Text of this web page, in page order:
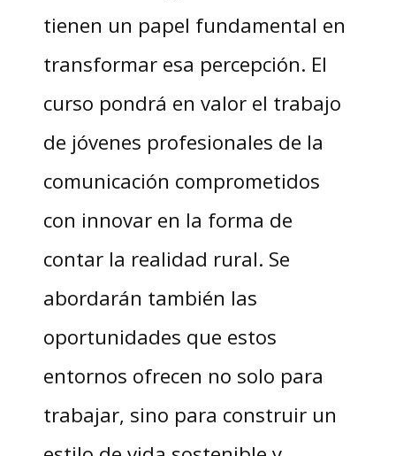
tienen un papel fundamental en
transformar esa percepción. El
curso pondrá en valor el trabajo
de jóvenes profesionales de la
comunicación comprometidos
con innovar en la forma de
contar la realidad rural. Se
abordarán también las
oportunidades que estos
entornos ofrecen no solo para
trabajar, sino para construir un